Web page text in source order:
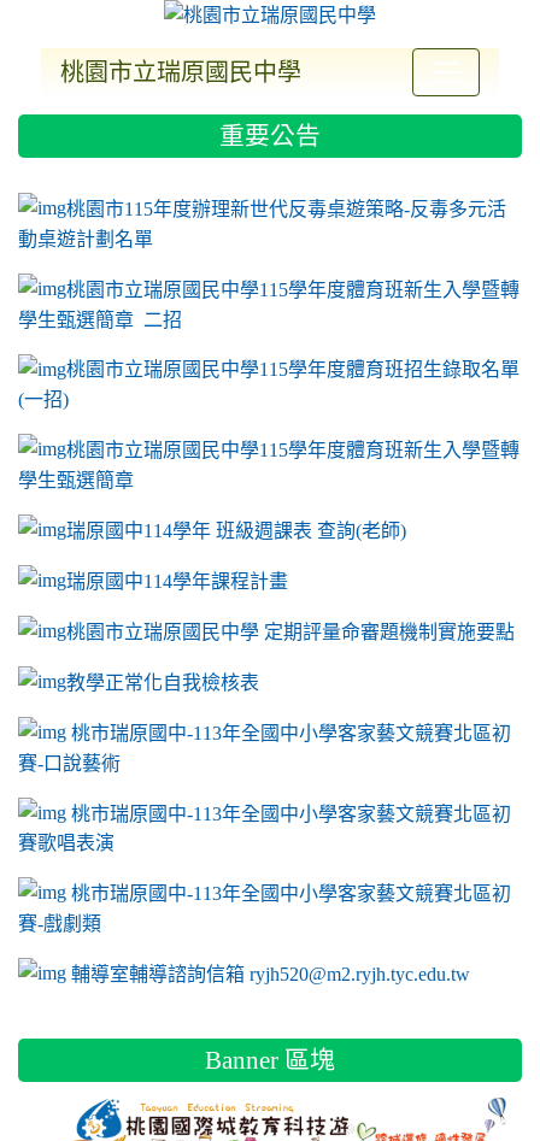
桃園市立瑞原國民中學
重要公告
link to https://sites.google.com/a/m2.ryjh.tyc.edu.tw/ryjh011/
桃園市115年度辦理新世代反毒桌遊策略-反毒多元活
動桌遊計劃名單
桃園市立瑞原國民中學115學年度體育班新生入學暨轉
學生甄選簡章 二招
桃園市立瑞原國民中學115學年度體育班招生錄取名單
(一招)
桃園市立瑞原國民中學115學年度體育班新生入學暨轉
學生甄選簡章
瑞原國中114學年 班級週課表 查詢(老師)
瑞原國中114學年課程計畫
link to https://sites.google.com/a/m2.ryjh.tyc.edu.tw/ryjh011/
桃園市立瑞原國民中學 定期評量命審題機制實施要點
link to https://sites.google.com/a/m2.ryjh.tyc.edu.tw/
教學正常化自我檢核表
link to mailto:ryjh520@m2.ryjh.tyc.edu.tw
link to mailto:ryjh520@m2.ryjh.tyc.edu.tw
ink to mailto:ryjh520@m2.ryjh.tyc.edu.tw
link to mailto:ryjh520@m2.ryjh.tyc.edu.tw
link to mailto:ryjh520@m2.ryjh.tyc.edu.tw
ink to mailto:ryjh520@m2.ryjh.tyc.edu.tw
ink to mailto:ryjh520@m2.ryjh.tyc.edu.tw
link to https://sites.google.com/a/m2.ryjh.tyc.edu.tw/ryjh011/
ink to mailto:ryjh520@m2.ryjh.tyc.edu.tw
link to https://tyc.entry.edu.tw/NoExamImitate_TL/
桃市瑞原國中-113年全國中小學客家藝文競賽北區初
賽-口說藝術
link to https://tyc.entry.edu.tw/NoExamImitate_TL/
桃市瑞原國中-113年全國中小學客家藝文競賽北區初
賽歌唱表演
link to https://tyc.entry.edu.tw/NoExamImitate_TL/
桃市瑞原國中-113年全國中小學客家藝文競賽北區初
賽-戲劇類
link to https://tyc.entry.edu.tw/NoExamImitate_TL/
輔導室輔導諮詢信箱 ryjh520@m2.ryjh.tyc.edu.tw
Banner 區塊